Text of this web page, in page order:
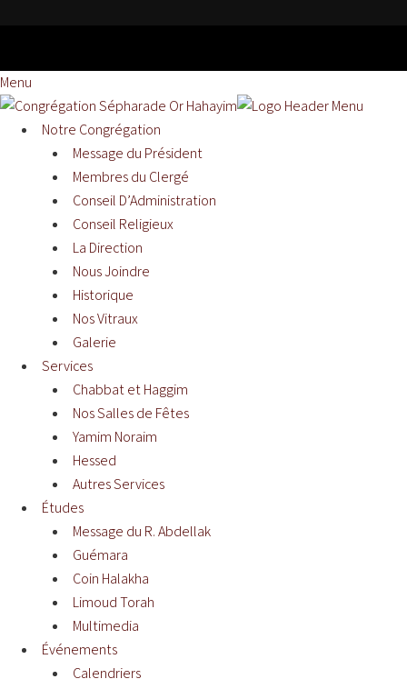
Menu
Notre Congrégation
Message du Président
Membres du Clergé
Conseil D’Administration
Conseil Religieux
La Direction
Nous Joindre
Historique
Nos Vitraux
Galerie
Services
Chabbat et Haggim
Nos Salles de Fêtes
Yamim Noraim
Hessed
Autres Services
Études
Message du R. Abdellak
Guémara
Coin Halakha
Limoud Torah
Multimedia
Événements
Calendriers